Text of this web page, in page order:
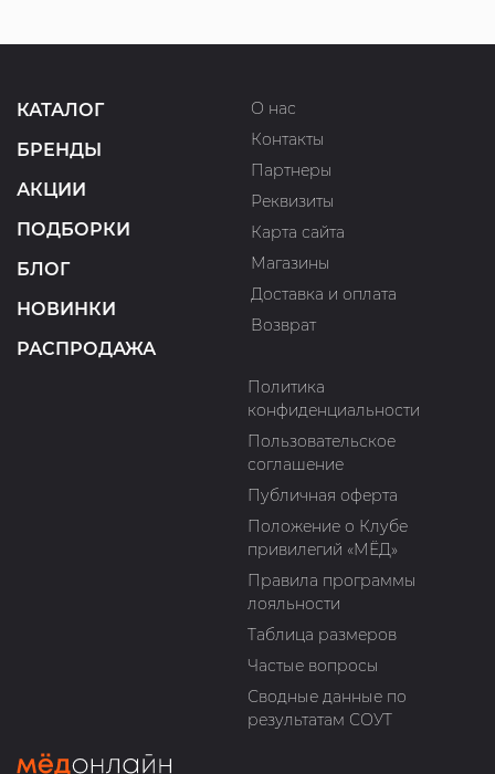
КАТАЛОГ
БРЕНДЫ
АКЦИИ
ПОДБОРКИ
БЛОГ
НОВИНКИ
РАСПРОДАЖА
О нас
Контакты
Партнеры
Реквизиты
Карта сайта
Магазины
Доставка и оплата
Возврат
Политика
конфиденциальности
Пользовательское
соглашение
Публичная оферта
Положение о Клубе
привилегий «МЁД»
Правила программы
лояльности
Таблица размеров
Частые вопросы
Сводные данные по
результатам СОУТ